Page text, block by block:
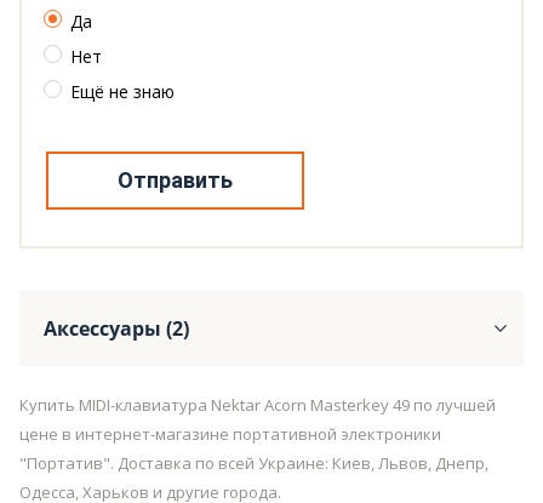
Да
Нет
Ещё не знаю
Отправить
Аксессуары (2)
Купить MIDI-клавиатура Nektar Acorn Masterkey 49 по лучшей
цене в интернет-магазине портативной электроники
"Портатив". Доставка по всей Украине: Киев, Львов, Днепр,
Одесса, Харьков и другие города.